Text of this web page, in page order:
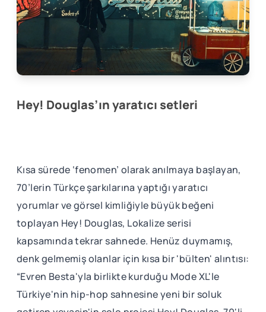
Hey! Douglas’ın yaratıcı setleri
Kısa sürede ‘fenomen’ olarak anılmaya başlayan,
70’lerin Türkçe şarkılarına yaptığı yaratıcı
yorumlar ve görsel kimliğiyle büyük beğeni
toplayan Hey! Douglas, Lokalize serisi
kapsamında tekrar sahnede. Henüz duymamış,
denk gelmemiş olanlar için kısa bir 'bülten' alıntısı:
“Evren Besta'yla birlikte kurduğu Mode XL'le
Türkiye'nin hip-hop sahnesine yeni bir soluk